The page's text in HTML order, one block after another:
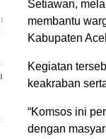
Setiawan,
membantu
Kabupaten
Kegiatan
keakraban
“Komsos ini
dengan